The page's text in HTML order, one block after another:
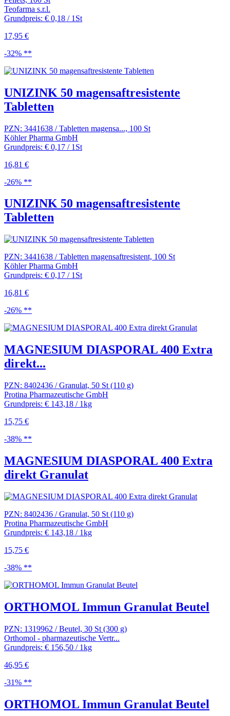
Teofarma s.r.l.
Grundpreis: € 0,18 / 1St
17,95 €
-32% **
UNIZINK 50 magensaftresistente
Tabletten
PZN: 3441638 / Tabletten magensa..., 100 St
Köhler Pharma GmbH
Grundpreis: € 0,17 / 1St
16,81 €
-26% **
UNIZINK 50 magensaftresistente
Tabletten
PZN: 3441638 / Tabletten magensaftresistent, 100 St
Köhler Pharma GmbH
Grundpreis: € 0,17 / 1St
16,81 €
-26% **
MAGNESIUM DIASPORAL 400 Extra
direkt...
PZN: 8402436 / Granulat, 50 St (110 g)
Protina Pharmazeutische GmbH
Grundpreis: € 143,18 / 1kg
15,75 €
-38% **
MAGNESIUM DIASPORAL 400 Extra
direkt Granulat
PZN: 8402436 / Granulat, 50 St (110 g)
Protina Pharmazeutische GmbH
Grundpreis: € 143,18 / 1kg
15,75 €
-38% **
ORTHOMOL Immun Granulat Beutel
PZN: 1319962 / Beutel, 30 St (300 g)
Orthomol - pharmazeutische Vertr...
Grundpreis: € 156,50 / 1kg
46,95 €
-31% **
ORTHOMOL Immun Granulat Beutel